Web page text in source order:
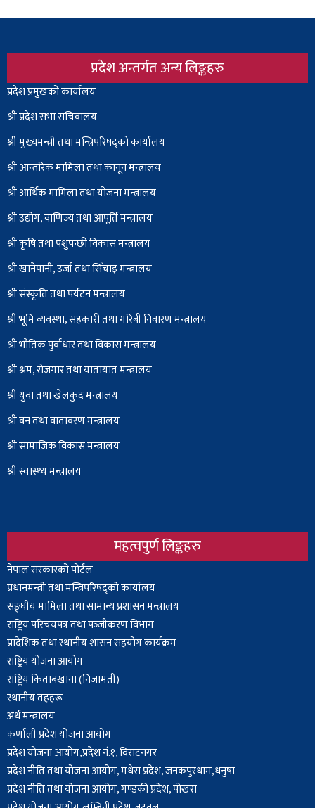
प्रदेश अन्तर्गत अन्य लिङ्कहरु
Body
प्रदेश प्रमुखको कार्यालय
श्री प्रदेश सभा सचिवालय
श्रीमुख्यमन्त्री तथा मन्त्रिपरिषद्को कार्यालय
श्री आन्तरिक मामिला तथा कानून मन्त्रालय
श्री आर्थिक मामिला तथा योजना मन्त्रालय
श्री उद्योग, वाणिज्य तथा आपूर्ति मन्त्रालय
श्री कृषि तथा पशुपन्छी विकास मन्त्रालय
श्री खानेपानी, उर्जा तथा सिँचाइ मन्त्रालय
श्री संस्कृति तथा पर्यटन मन्त्रालय
श्री भूमि व्यवस्था, सहकारी तथा गरिबी निवारण मन्त्रालय
श्री भौतिक पुर्वाधार तथा विकास मन्त्रालय
श्री श्रम, रोजगार तथा यातायात मन्त्रालय
श्री युवा तथा खेलकुद मन्त्रालय
श्री वन तथा वातावरण मन्त्रालय
श्री सामाजिक विकास मन्त्रालय
श्री स्वास्थ्य मन्त्रालय
महत्वपुर्ण लिङ्कहरु
Body
नेपाल सरकारको पोर्टल
प्रधानमन्त्री तथा मन्त्रिपरिषद्को कार्यालय
सङ्घीय मामिला तथा सामान्य प्रशासन मन्त्रालय
राष्ट्रिय परिचयपत्र तथा पञ्‍जीकरण विभाग
प्रादेशिक तथा स्थानीय शासन सहयोग कार्यक्रम
राष्ट्रिय योजना आयोग
राष्ट्रिय किताबखाना (निजामती)
स्थानीय तहहरू
अर्थ मन्त्रालय
कर्णाली प्रदेश योजना आयोग
प्रदेश योजना आयोग,प्रदेश नं.१, विराटनगर
प्रदेश नीति तथा योजना आयोग, मधेस प्रदेश, जनकपुरधाम,धनुषा
प्रदेश नीति तथा योजना आयोग, गण्डकी प्रदेश, पोखरा